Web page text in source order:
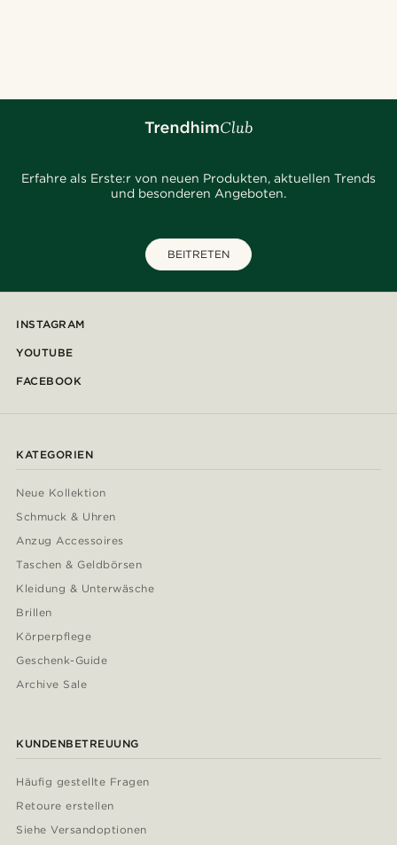
Erfahre als Erste:r von neuen Produkten, aktuellen Trends
und besonderen Angeboten.
BEITRETEN
INSTAGRAM
YOUTUBE
FACEBOOK
KATEGORIEN
Neue Kollektion
Schmuck & Uhren
Anzug Accessoires
Taschen & Geldbörsen
Kleidung & Unterwäsche
Brillen
Körperpflege
Geschenk-Guide
Archive Sale
KUNDENBETREUUNG
Häufig gestellte Fragen
Retoure erstellen
Siehe Versandoptionen